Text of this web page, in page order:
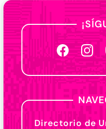
Directorio de